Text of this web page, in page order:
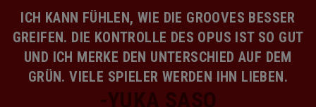
ICH KANN FÜHLEN, WIE DIE GROOVES BESSER
GREIFEN. DIE KONTROLLE DES OPUS IST SO GUT
UND ICH MERKE DEN UNTERSCHIED AUF DEM
GRÜN. VIELE SPIELER WERDEN IHN LIEBEN.